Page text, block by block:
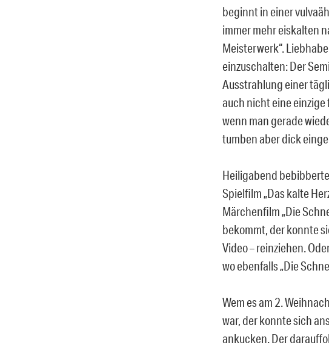
beginnt in einer
immer mehr eiskalten
Meisterwerk“.
einzuschalten: Der
Ausstrahlung einer
auch nicht eine einzige
wenn man gerade
tumben aber dick
Heiligabend
Spielfilm „Das kalte
Märchenfilm „Die
bekommt, der konnte
Video – reinziehen.
wo ebenfalls „Die
Wem es am 2.
war, der konnte sich
ankucken. Der